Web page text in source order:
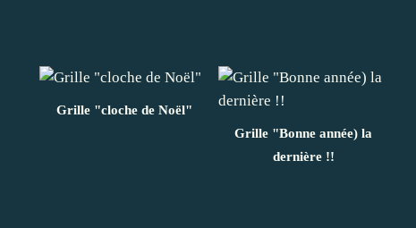
Grille "cloche de Noël"
Grille "Bonne année) la
dernière !!